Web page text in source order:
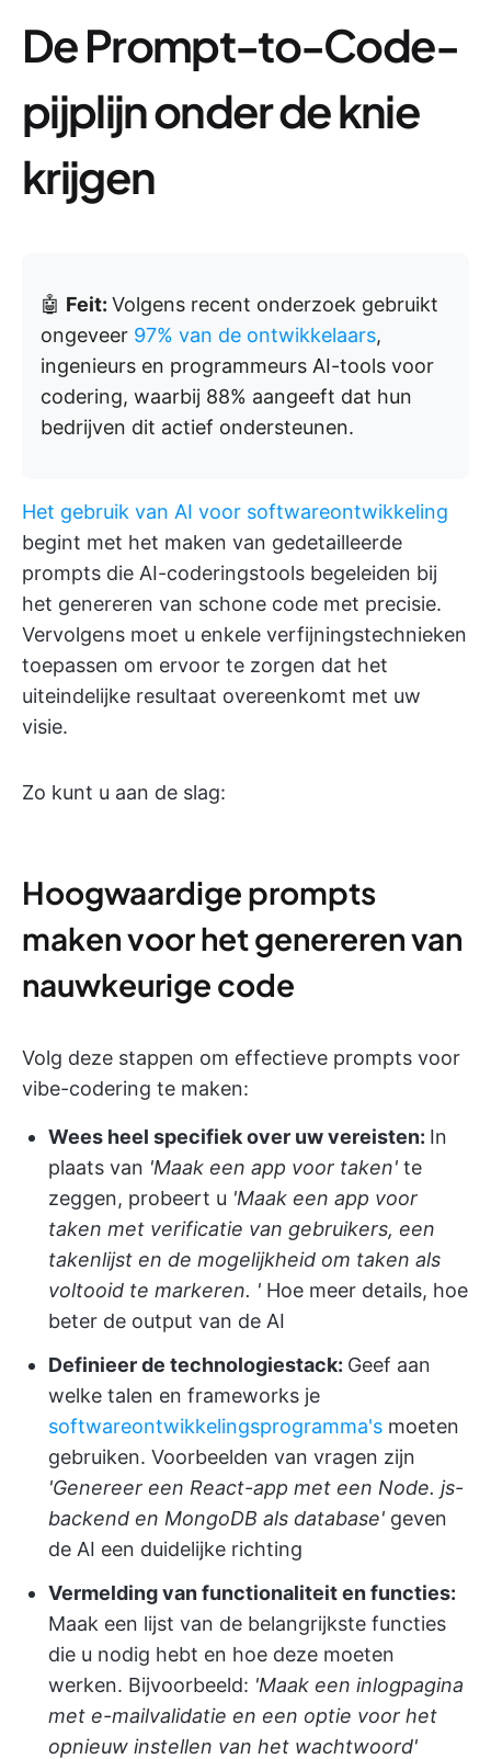
De Prompt-to-Code-
pijplijn onder de knie
krijgen
🤖 Feit: Volgens recent onderzoek gebruikt
ongeveer 97% van de ontwikkelaars,
ingenieurs en programmeurs AI-tools voor
codering, waarbij 88% aangeeft dat hun
bedrijven dit actief ondersteunen.
Het gebruik van AI voor softwareontwikkeling
begint met het maken van gedetailleerde
prompts die AI-coderingstools begeleiden bij
het genereren van schone code met precisie.
Vervolgens moet u enkele verfijningstechnieken
toepassen om ervoor te zorgen dat het
uiteindelijke resultaat overeenkomt met uw
visie.
Zo kunt u aan de slag:
Hoogwaardige prompts
maken voor het genereren van
nauwkeurige code
Volg deze stappen om effectieve prompts voor
vibe-codering te maken:
Wees heel specifiek over uw vereisten: In
plaats van 'Maak een app voor taken' te
zeggen, probeert u 'Maak een app voor
taken met verificatie van gebruikers, een
takenlijst en de mogelijkheid om taken als
voltooid te markeren. ' Hoe meer details, hoe
beter de output van de AI
Definieer de technologiestack: Geef aan
welke talen en frameworks je
softwareontwikkelingsprogramma's moeten
gebruiken. Voorbeelden van vragen zijn
'Genereer een React-app met een Node. js-
backend en MongoDB als database' geven
de AI een duidelijke richting
Vermelding van functionaliteit en functies:
Maak een lijst van de belangrijkste functies
die u nodig hebt en hoe deze moeten
werken. Bijvoorbeeld: 'Maak een inlogpagina
met e-mailvalidatie en een optie voor het
opnieuw instellen van het wachtwoord'